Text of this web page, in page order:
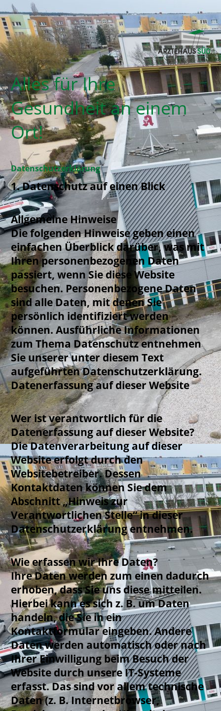
Alles für Ihre
Gesundheit an einem
Ort!
Datenschutzerklärung
1. Datenschutz auf einen Blick
Allgemeine Hinweise
Die folgenden Hinweise geben einen
einfachen Überblick darüber, was mit
Ihren personenbezogenen Daten
passiert, wenn Sie diese Website
besuchen. Personenbezogene Daten
sind alle Daten, mit denen Sie
persönlich identifiziert werden
können. Ausführliche Informationen
zum Thema Datenschutz entnehmen
Sie unserer unter diesem Text
aufgeführten Datenschutzerklärung.
Datenerfassung auf dieser Website
Wer ist verantwortlich für die
Datenerfassung auf dieser Website?
Die Datenverarbeitung auf dieser
Website erfolgt durch den
Websitebetreiber. Dessen
Kontaktdaten können Sie dem
Abschnitt „Hinweis zur
Verantwortlichen Stelle“ in dieser
Datenschutzerklärung entnehmen.
Wie erfassen wir Ihre Daten?
Ihre Daten werden zum einen dadurch
erhoben, dass Sie uns diese mitteilen.
Hierbei kann es sich z. B. um Daten
handeln, die Sie in ein
Kontaktformular eingeben. Andere
Daten werden automatisch oder nach
Ihrer Einwilligung beim Besuch der
Website durch unsere IT-Systeme
erfasst. Das sind vor allem technische
Daten (z. B. Internetbrowser,